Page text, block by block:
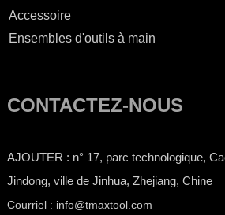
Accessoire
Ensembles d'outils à main
CONTACTEZ-NOUS
AJOUTER : n° 17, parc technologique,
Jindong, ville de Jinhua, Zhejiang, Chine
Courriel : info@tmaxtool.com